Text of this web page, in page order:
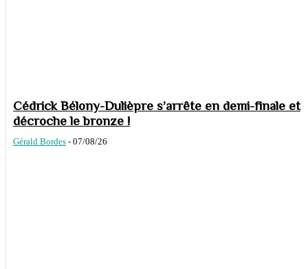
Cédrick Bélony-Dulièpre s’arrête en demi-finale et
décroche le bronze !
Gérald Bordes - 07/08/26